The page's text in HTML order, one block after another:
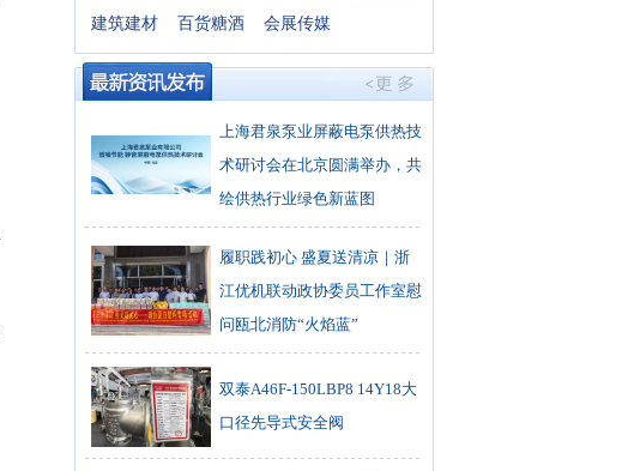
建筑建材 百货糖酒 会展传媒
上海君泉泵业屏蔽电泵供热技
术研讨会在北京圆满举办，共
绘供热行业绿色新蓝图
履职践初心 盛夏送清凉｜浙
江优机联动政协委员工作室慰
问瓯北消防“火焰蓝”
双泰A46F-150LBP8 14Y18大
口径先导式安全阀